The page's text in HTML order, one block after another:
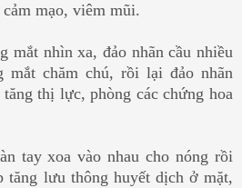
mạo, viêm mũi.
mắt nhìn xa, đảo nhãn cầu nhiều
mắt chăm chú, rồi lại đảo nhãn
thị lực, phòng các chứng hoa
tay xoa vào nhau cho nóng rồi
tăng lưu thông huyết dịch ở mặt,